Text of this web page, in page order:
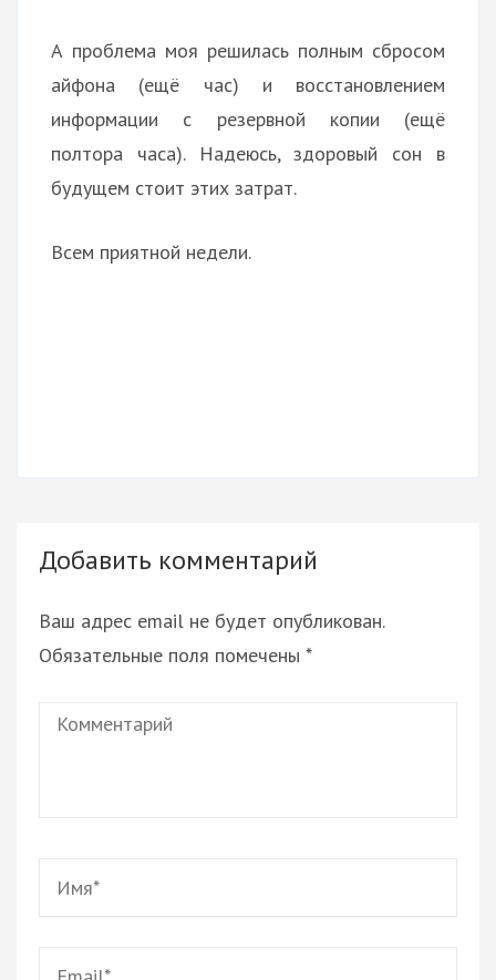
А проблема моя решилась полным сбросом
айфона (ещё час) и восстановлением
информации с резервной копии (ещё
полтора часа). Надеюсь, здоровый сон в
будущем стоит этих затрат.
Всем приятной недели.
Добавить комментарий
Ваш адрес email не будет опубликован.
Обязательные поля помечены *
Комментарий